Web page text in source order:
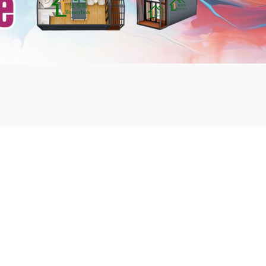
mbshou
se.com